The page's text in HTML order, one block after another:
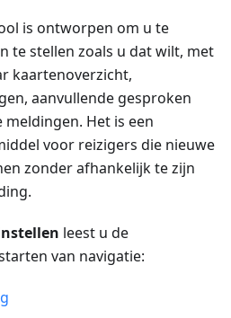
is ontworpen om u te
te stellen zoals u dat wilt, met
kaartenoverzicht,
aanvullende gesproken
Het is een
voor reizigers die nieuwe
zonder afhankelijk te zijn
leest u de
van navigatie: